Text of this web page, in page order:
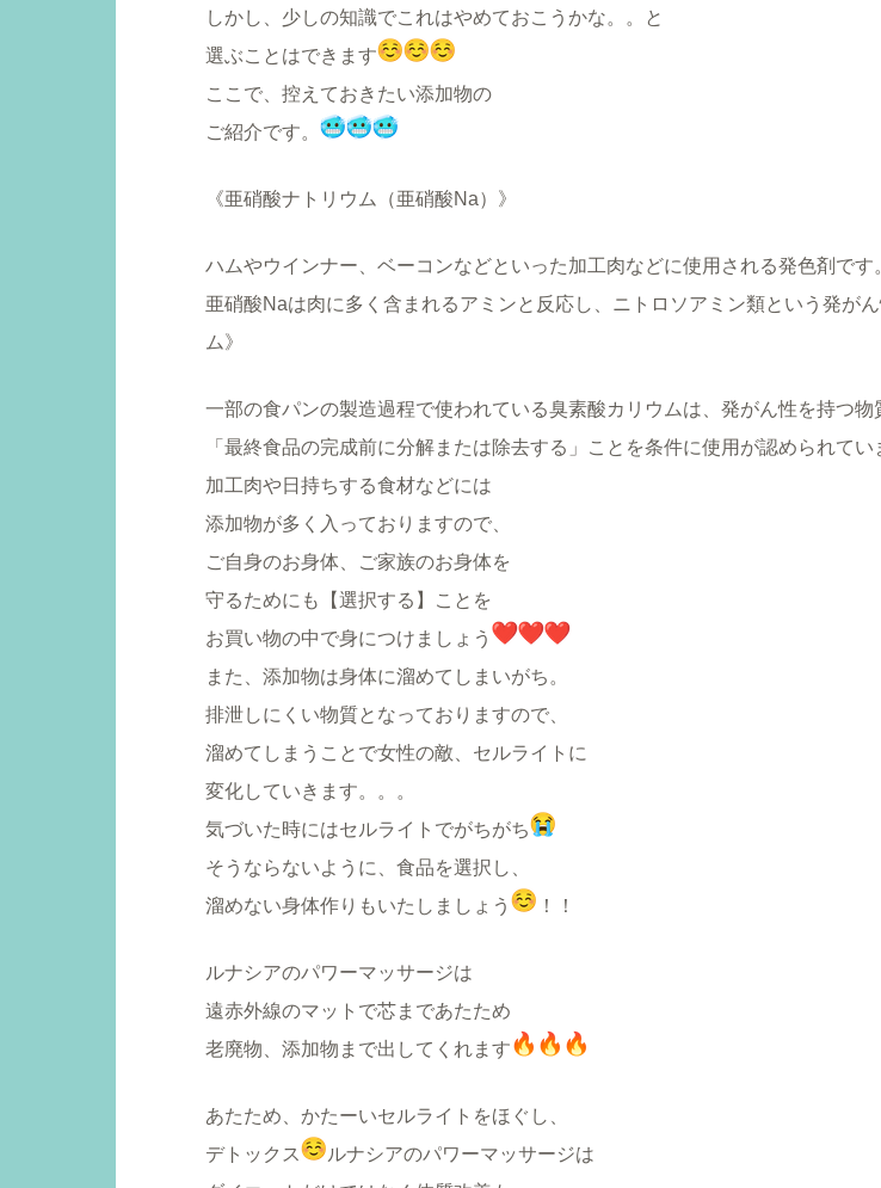
しかし、少しの知識でこれはやめておこうかな。。と
選ぶことはできます
ここで、控えておきたい添加物の
ご紹介です。
《亜硝酸ナトリウム（亜硝酸Na）》
ハムやウインナー、ベーコンなどといった加工肉などに使用される発色剤です
亜硝酸Naは肉に多く含まれるアミンと反応し、ニトロソアミン類という発が
ム》
一部の食パンの製造過程で使われている臭素酸カリウムは、発がん性を持つ物
「最終食品の完成前に分解または除去する」ことを条件に使用が認められてい
加工肉や日持ちする食材などには
添加物が多く入っておりますので、
ご自身のお身体、ご家族のお身体を
守るためにも【選択する】ことを
お買い物の中で身につけましょう
また、添加物は身体に溜めてしまいがち。
排泄しにくい物質となっておりますので、
溜めてしまうことで女性の敵、セルライトに
変化していきます。。。
気づいた時にはセルライトでがちがち
そうならないように、食品を選択し、
溜めない身体作りもいたしましょう
！！
ルナシアのパワーマッサージは
遠赤外線のマットで芯まであたため
老廃物、添加物まで出してくれます
あたため、かたーいセルライトをほぐし、
デトックス
ルナシアのパワーマッサージは